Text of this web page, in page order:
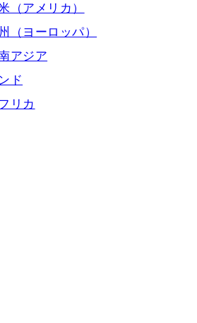
（アメリカ）
（ヨーロッパ）
アジア
ド
リカ